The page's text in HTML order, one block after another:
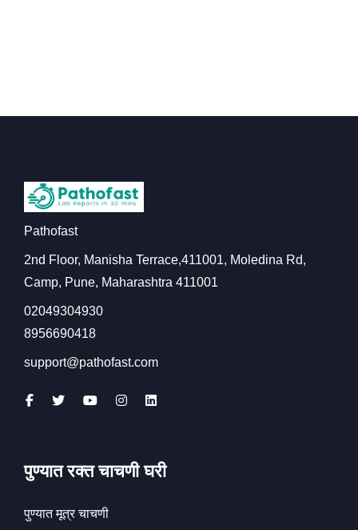
Pathofast
2nd Floor, Manisha Terrace,411001, Moledina Rd,
Camp, Pune, Maharashtra 411001
02049304930
8956690418
support@pathofast.com
पुण्यात रक्त चाचणी घरी
पुण्यात मूत्र चाचणी